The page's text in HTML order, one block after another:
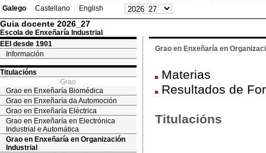
Galego Castellano English
Guia docente 2026_27
Escola de Enxeñaría Industrial
EEI desde 1901
Información
Titulacións
Grao
Grao en Enxeñaría Biomédica
Grao en Enxeñaría da Automoción
Grao en Enxeñaría Eléctrica
Grao en Enxeñaría en Electrónica
Industrial e Automática
Grao en Enxeñaría en Organización
Industrial
Grao en Enxeñaría en
Materias
Resultados de
Titulacións